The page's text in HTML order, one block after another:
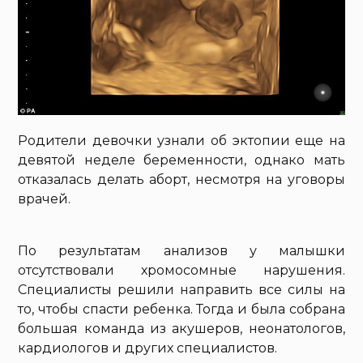
Родители девочки узнали об эктопии еще на
девятой неделе беременности, однако мать
отказалась делать аборт, несмотря на уговоры
врачей.
По результатам анализов у малышки
отсутствовали хромосомные нарушения.
Специалисты решили направить все силы на
то, чтобы спасти ребенка. Тогда и была собрана
большая команда из акушеров, неонатологов,
кардиологов и других специалистов.